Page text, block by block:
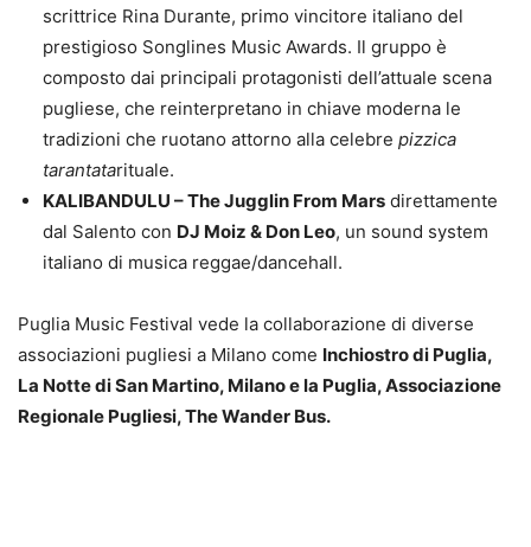
scrittrice Rina Durante, primo vincitore italiano del
prestigioso Songlines Music Awards. Il gruppo è
composto dai principali protagonisti dell’attuale scena
pugliese, che reinterpretano in chiave moderna le
tradizioni che ruotano attorno alla celebre pizzica
tarantatarituale.
KALIBANDULU – The Jugglin From Mars direttamente
dal Salento con DJ Moiz & Don Leo, un sound system
italiano di musica reggae/dancehall.
Puglia Music Festival vede la collaborazione di diverse
associazioni pugliesi a Milano come Inchiostro di Puglia,
La Notte di San Martino, Milano e la Puglia, Associazione
Regionale Pugliesi, The Wander Bus.